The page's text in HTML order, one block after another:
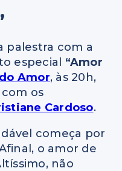
palestra com a
especial “Amor
Amor, às 20h,
com os
Cardoso.
começa por
o amor de
não